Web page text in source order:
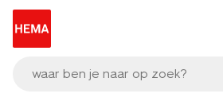
waar ben je naar op zoek?